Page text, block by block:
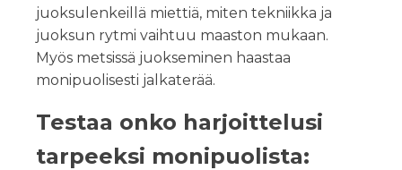
juoksulenkeillä miettiä, miten tekniikka ja
juoksun rytmi vaihtuu maaston mukaan.
Myös metsissä juokseminen haastaa
monipuolisesti jalkaterää.
Testaa onko harjoittelusi
tarpeeksi monipuolista: